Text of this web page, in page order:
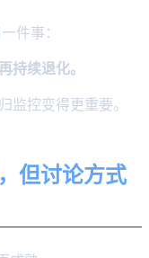
件事：
持续退化。
监控变得更重要。
但讨论方式